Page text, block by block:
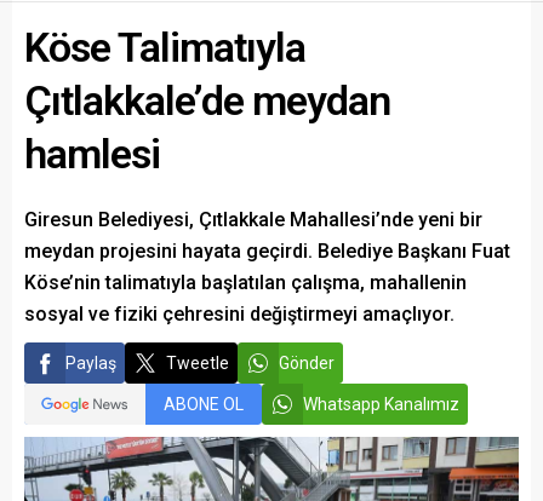
Köse Talimatıyla
Çıtlakkale’de meydan
hamlesi
Giresun Belediyesi, Çıtlakkale Mahallesi’nde yeni bir
meydan projesini hayata geçirdi. Belediye Başkanı Fuat
Köse’nin talimatıyla başlatılan çalışma, mahallenin
sosyal ve fiziki çehresini değiştirmeyi amaçlıyor.
Paylaş Tweetle Gönder
ABONE OL Whatsapp Kanalımız